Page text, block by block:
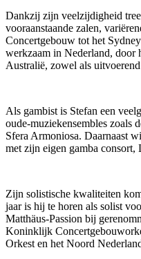
Dankzij zijn veelzijdigheid
vooraanstaande zalen,
Concertgebouw tot het
werkzaam in Nederland, door
Australië, zowel als
Als gambist is Stefan een
oude-muziekensembles zoals
Sfera Armoniosa. Daarnaast
met zijn eigen gamba
Zijn solistische kwaliteiten
jaar is hij te horen als solist
Matthäus-Passion bij
Koninklijk
Orkest en het Noord